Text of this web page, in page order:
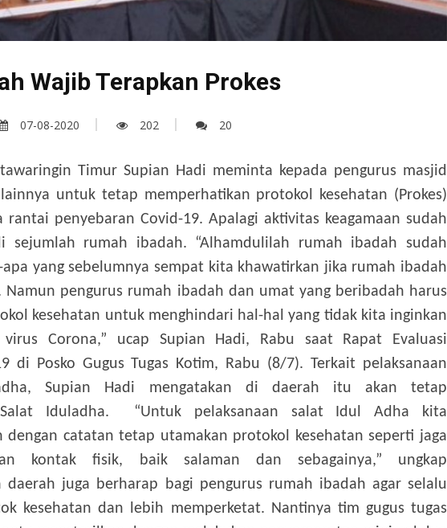
Wajib Terapkan Prokes
07-08-2020 202 20
Timur Supian Hadi meminta kepada pengurus masjid
untuk tetap memperhatikan protokol kesehatan (Prokes)
rantai penyebaran Covid-19. Apalagi aktivitas keagamaan sudah
sejumlah rumah ibadah. “Alhamdulilah rumah ibadah sudah
yang sebelumnya sempat kita khawatirkan jika rumah ibadah
pengurus rumah ibadah dan umat yang beribadah harus
kesehatan untuk menghindari hal-hal yang tidak kita inginkan
Corona,” ucap Supian Hadi, Rabu saat Rapat Evaluasi
di Posko Gugus Tugas Kotim, Rabu (8/7). Terkait pelaksanaan
Supian Hadi mengatakan di daerah itu akan tetap
Salat Iduladha. “Untuk pelaksanaan salat Idul Adha kita
dengan catatan tetap utamakan protokol kesehatan seperti jaga
kontak fisik, baik salaman dan sebagainya,” ungkap
juga berharap bagi pengurus rumah ibadah agar selalu
kesehatan dan lebih memperketat. Nantinya tim gugus tugas